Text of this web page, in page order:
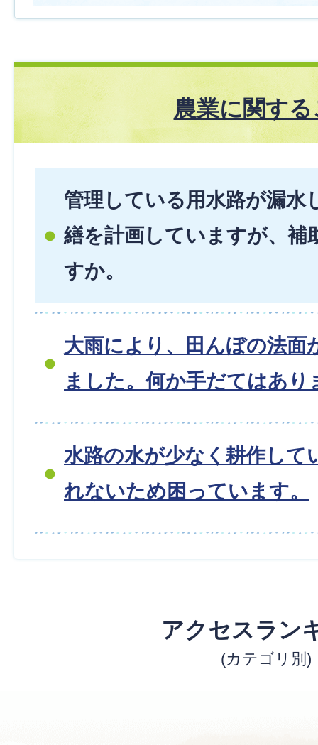
農業に関す
管理している用水路が漏水
繕を計画していますが、補
すか。
大雨により、田んぼの法面
ました。何か手だてはあり
水路の水が少なく耕作して
れないため困っています。
アクセスラン
(カテゴリ別)